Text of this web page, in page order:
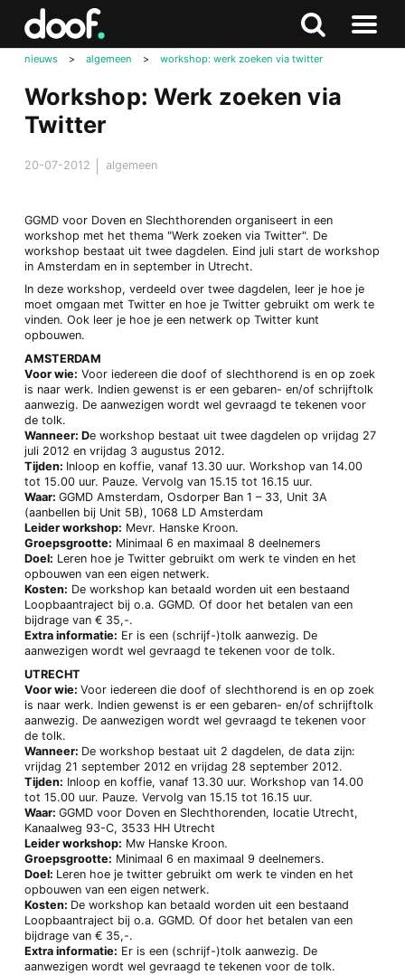
Zoeken
Naar
nieuws > algemeen > workshop: werk zoeken via twitter
Workshop: Werk zoeken via
Twitter
20-07-2012 algemeen
GGMD voor Doven en Slechthorenden organiseert in een
workshop met het thema "Werk zoeken via Twitter". De
workshop bestaat uit twee dagdelen. Eind juli start de workshop
in Amsterdam en in september in Utrecht.
In deze workshop, verdeeld over twee dagdelen, leer je hoe je
moet omgaan met Twitter en hoe je Twitter gebruikt om werk te
vinden. Ook leer je hoe je een netwerk op Twitter kunt
opbouwen.
AMSTERDAM
Voor wie: Voor iedereen die doof of slechthorend is en op zoek
is naar werk. Indien gewenst is er een gebaren- en/of schrijftolk
aanwezig. De aanwezigen wordt wel gevraagd te tekenen voor
de tolk.
Wanneer: De workshop bestaat uit twee dagdelen op vrijdag 27
juli 2012 en vrijdag 3 augustus 2012.
Tijden: Inloop en koffie, vanaf 13.30 uur. Workshop van 14.00
tot 15.00 uur. Pauze. Vervolg van 15.15 tot 16.15 uur.
Waar: GGMD Amsterdam, Osdorper Ban 1 – 33, Unit 3A
(aanbellen bij Unit 5B), 1068 LD Amsterdam
Leider workshop: Mevr. Hanske Kroon.
Groepsgrootte: Minimaal 6 en maximaal 8 deelnemers
Doel: Leren hoe je Twitter gebruikt om werk te vinden en het
opbouwen van een eigen netwerk.
Kosten: De workshop kan betaald worden uit een bestaand
Loopbaantraject bij o.a. GGMD. Of door het betalen van een
bijdrage van € 35,-.
Extra informatie: Er is een (schrijf-)tolk aanwezig. De
aanwezigen wordt wel gevraagd te tekenen voor de tolk.
UTRECHT
Voor wie: Voor iedereen die doof of slechthorend is en op zoek
is naar werk. Indien gewenst is er een gebaren- en/of schrijftolk
aanwezig. De aanwezigen wordt wel gevraagd te tekenen voor
de tolk.
Wanneer: De workshop bestaat uit 2 dagdelen, de data zijn:
vrijdag 21 september 2012 en vrijdag 28 september 2012.
Tijden: Inloop en koffie, vanaf 13.30 uur. Workshop van 14.00
tot 15.00 uur. Pauze. Vervolg van 15.15 tot 16.15 uur.
Waar: GGMD voor Doven en Slechthorenden, locatie Utrecht,
Kanaalweg 93-C, 3533 HH Utrecht
Leider workshop: Mw Hanske Kroon.
Groepsgrootte: Minimaal 6 en maximaal 9 deelnemers.
Doel: Leren hoe je twitter gebruikt om werk te vinden en het
opbouwen van een eigen netwerk.
Kosten: De workshop kan betaald worden uit een bestaand
Loopbaantraject bij o.a. GGMD. Of door het betalen van een
bijdrage van € 35,-.
Extra informatie: Er is een (schrijf-)tolk aanwezig. De
aanwezigen wordt wel gevraagd te tekenen voor de tolk.
Doof.nl
Zoeken